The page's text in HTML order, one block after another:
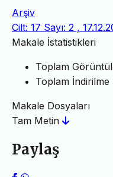
Arşiv
Cilt: 17 Sayı: 2 ,
Makale İstatistikleri
Toplam
Toplam İndirilme
Makale Dosyaları
Tam Metin
Paylaş